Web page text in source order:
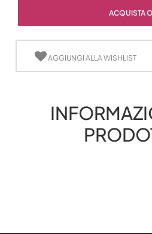
ACQUISTA
AGGIUNGI ALLA WISHLIST